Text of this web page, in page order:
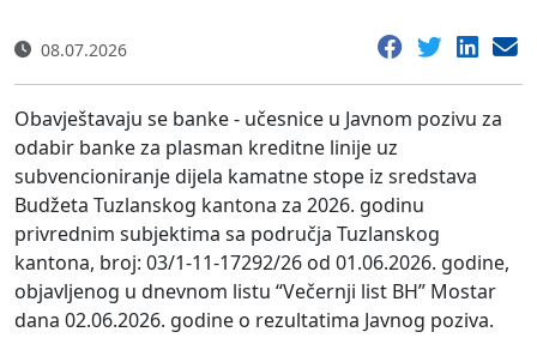
08.07.2026
Obavještavaju se banke - učesnice u Javnom pozivu za
odabir banke za plasman kreditne linije uz
subvencioniranje dijela kamatne stope iz sredstava
Budžeta Tuzlanskog kantona za 2026. godinu
privrednim subjektima sa područja Tuzlanskog
kantona, broj: 03/1-11-17292/26 od 01.06.2026. godine,
objavljenog u dnevnom listu “Večernji list BH” Mostar
dana 02.06.2026. godine o rezultatima Javnog poziva.